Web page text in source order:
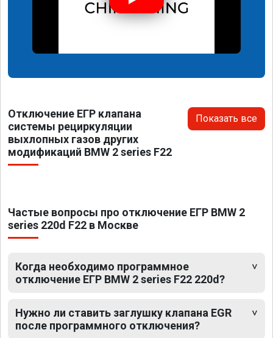
Отключение ЕГР клапана
системы рециркуляции
выхлопных газов других
модификаций BMW 2 series F22
Показать все
Частые вопросы про отключение ЕГР BMW 2
series 220d F22 в Москве
Когда необходимо программное
отключение ЕГР BMW 2 series F22 220d?
Нужно ли ставить заглушку клапана EGR
после программного отключения?